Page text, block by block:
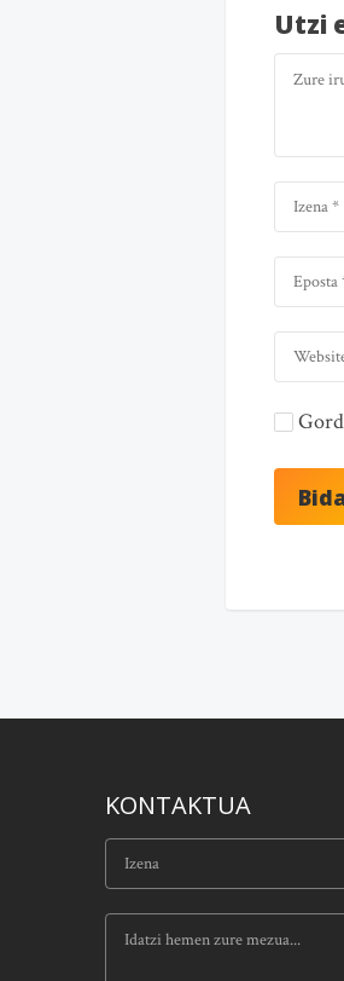
Utzi
KONTAKTUA